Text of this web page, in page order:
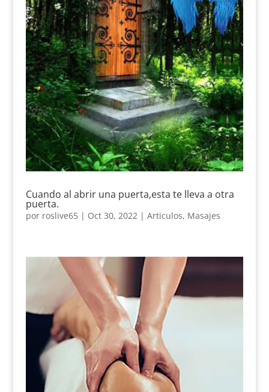
Cuando al abrir una puerta,esta te lleva a otra
puerta.
por roslive65| Oct 30, 2022| Articulos, Masajes